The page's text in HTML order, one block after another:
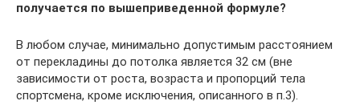
получается по вышеприведенной формуле?
В любом случае, минимально допустимым расстоянием
от перекладины до потолка является 32 см (вне
зависимости от роста, возраста и пропорций тела
спортсмена, кроме исключения, описанного в п.3).